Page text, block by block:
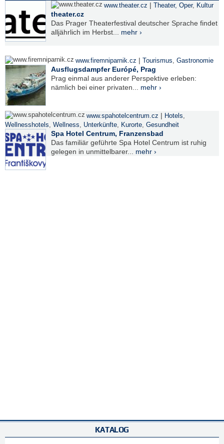
www.theater.cz | Theater, Oper, Kultur
theater.cz
Das Prager Theaterfestival deutscher Sprache findet
alljährlich im Herbst... mehr ›
www.firemniparnik.cz | Tourismus, Gastronomie
Ausflugsdampfer Európé, Prag
Prag einmal aus anderer Perspektive erleben:
nämlich bei einer privaten... mehr ›
www.spahotelcentrum.cz | Hotels,
Wellnesshotels, Wellness, Unterkünfte, Kurorte, Gesundheit
Spa Hotel Centrum, Franzensbad
Das familiär geführte Spa Hotel Centrum ist ruhig
gelegen in unmittelbarer... mehr ›
KATALOG